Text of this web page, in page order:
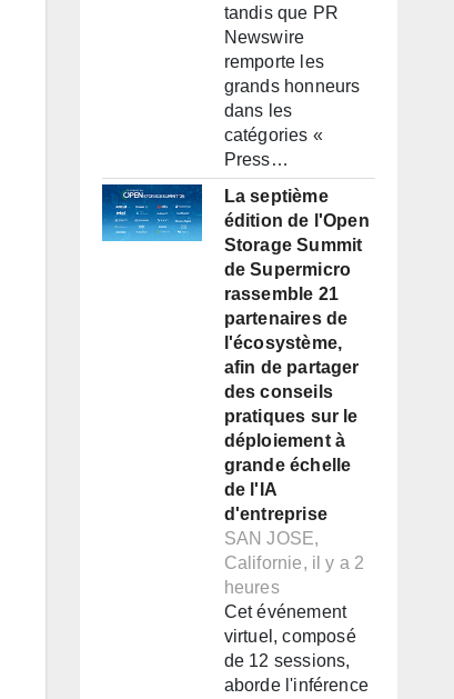
tandis que PR
Newswire
remporte les
grands honneurs
dans les
catégories «
Press…
La septième
édition de l'Open
Storage Summit
de Supermicro
rassemble 21
partenaires de
l'écosystème,
afin de partager
des conseils
pratiques sur le
déploiement à
grande échelle
de l'IA
d'entreprise
SAN JOSE,
Californie, il y a 2
heures
Cet événement
virtuel, composé
de 12 sessions,
aborde l'inférence